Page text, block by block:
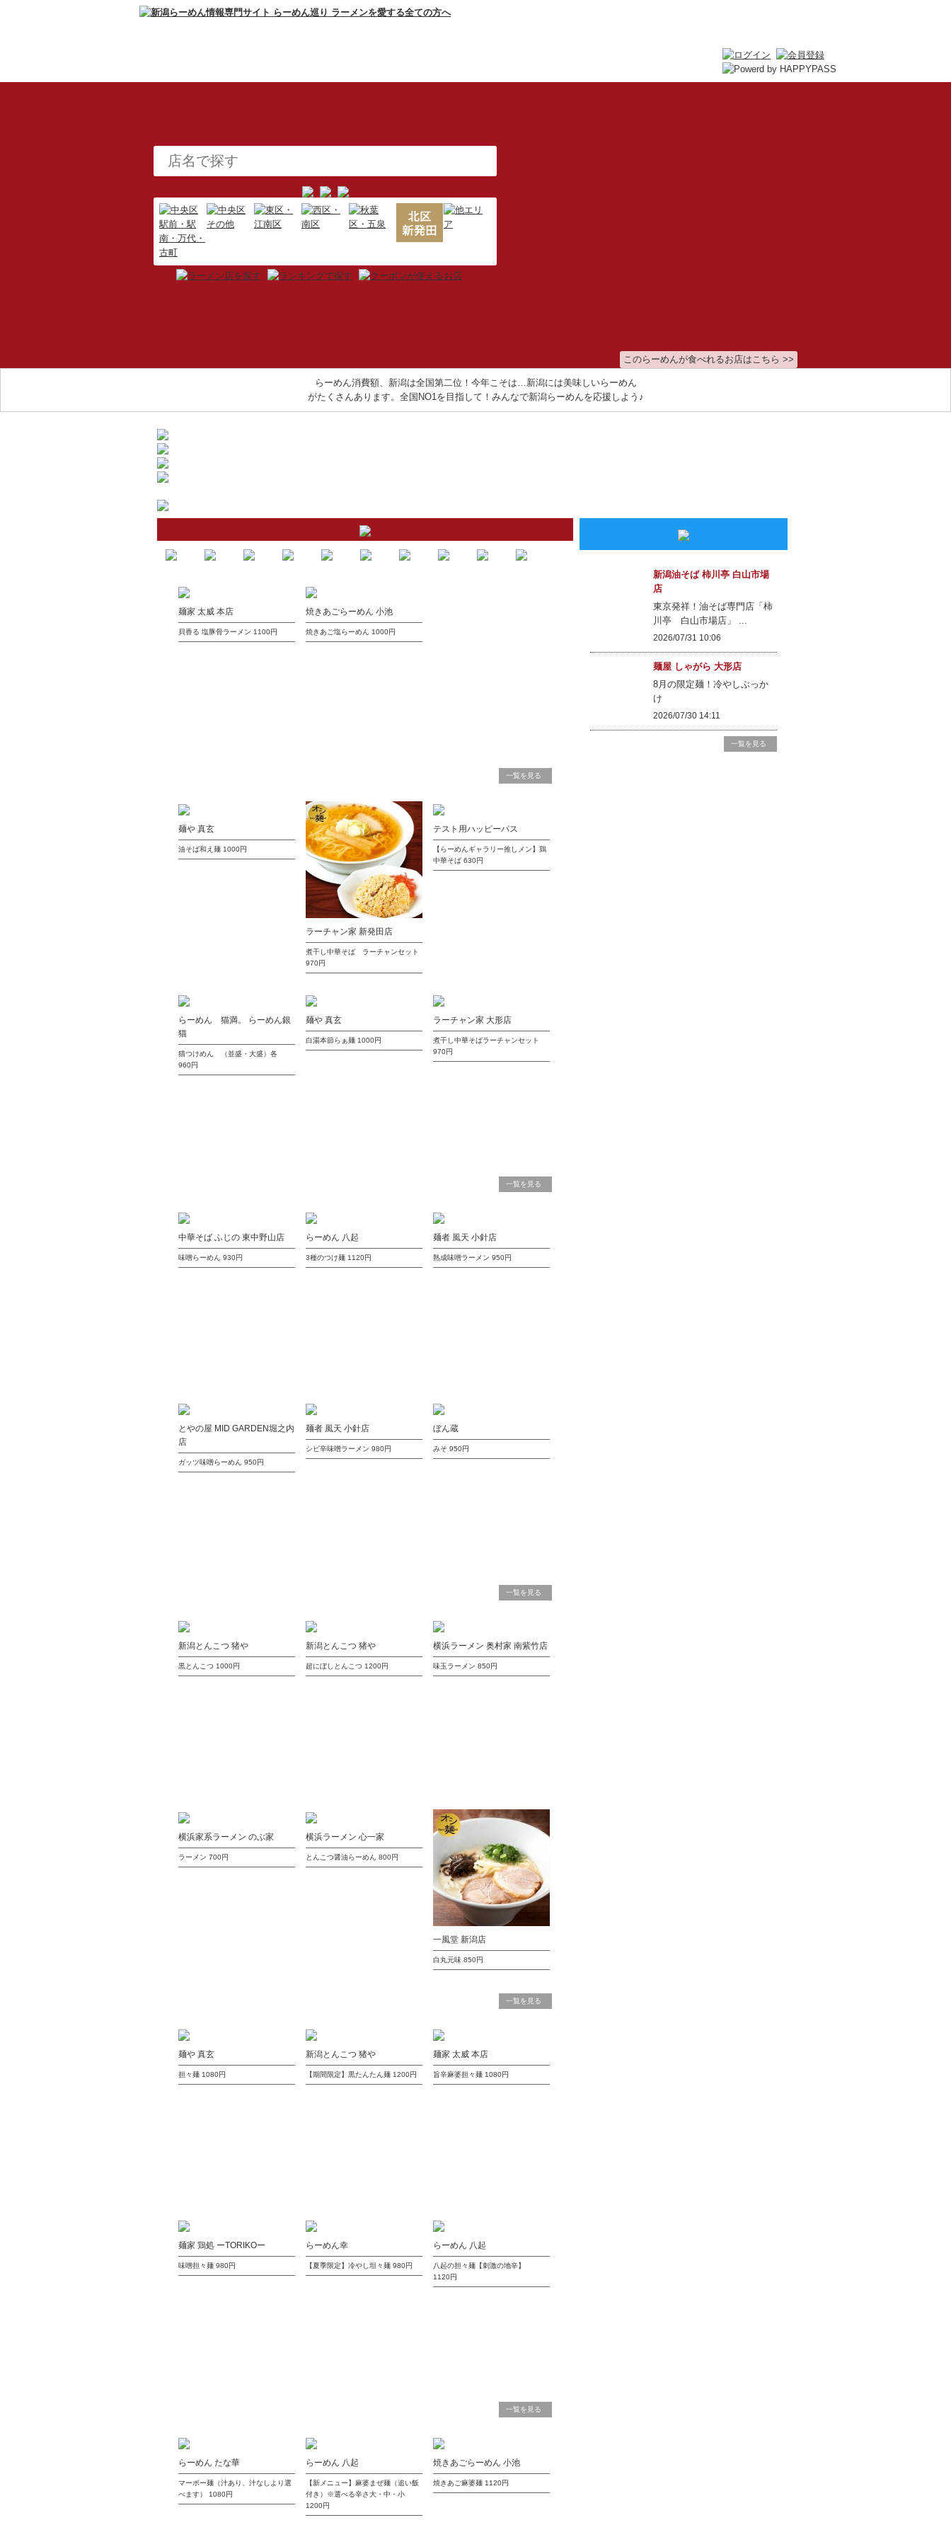
このらーめんが食べれるお店はこちら >>
らーめん消費額、新潟は全国第二位！今年こそは…新潟には美味しいらーめん
がたくさんあります。全国NO1を目指して！みんなで新潟らーめんを応援しよう♪
麺家 太威 本店
貝香る 塩豚骨ラーメン 1100円
焼きあごらーめん 小池
焼きあご塩らーめん 1000円
一覧を見る
麺や 真玄
油そば和え麺 1000円
ラーチャン家 新発田店
煮干し中華そば ラーチャンセット
970円
テスト用ハッピーパス
【らーめんギャラリー推しメン】鶏
中華そば 630円
らーめん 猫満。 らーめん銀
猫
猫つけめん （並盛・大盛）各
960円
麺や 真玄
白湯本節らぁ麺 1000円
ラーチャン家 大形店
煮干し中華そばラーチャンセット
970円
一覧を見る
中華そば ふじの 東中野山店
味噌らーめん 930円
らーめん 八起
3種のつけ麺 1120円
麺者 風天 小針店
熟成味噌ラーメン 950円
とやの屋 MID GARDEN堀之内
店
ガッツ味噌らーめん 950円
麺者 風天 小針店
シビ辛味噌ラーメン 980円
ぼん蔵
みそ 950円
一覧を見る
新潟とんこつ 猪や
黒とんこつ 1000円
新潟とんこつ 猪や
超にぼしとんこつ 1200円
横浜ラーメン 奥村家 南紫竹店
味玉ラーメン 850円
横浜家系ラーメン のぶ家
ラーメン 700円
横浜ラーメン 心一家
とんこつ醤油らーめん 800円
一風堂 新潟店
白丸元味 850円
一覧を見る
麺や 真玄
担々麺 1080円
新潟とんこつ 猪や
【期間限定】黒たんたん麺 1200円
麺家 太威 本店
旨辛麻婆担々麺 1080円
麺家 鶏処 ーTORIKOー
味噌担々麺 980円
らーめん幸
【夏季限定】冷やし坦々麺 980円
らーめん 八起
八起の担々麺【刺激の地辛】
1120円
一覧を見る
らーめん たな華
マーボー麺（汁あり、汁なしより選
べます） 1080円
らーめん 八起
【新メニュー】麻婆まぜ麺（追い飯
付き）※選べる辛さ大・中・小
1200円
焼きあごらーめん 小池
焼きあご麻婆麺 1120円
新潟油そば 柿川亭 白山市場
店
東京発祥！油そば専門店「柿
川亭 白山市場店」 ...
2026/07/31 10:06
麺屋 しゃがら 大形店
8月の限定麺！冷やしぶっか
け
2026/07/30 14:11
一覧を見る